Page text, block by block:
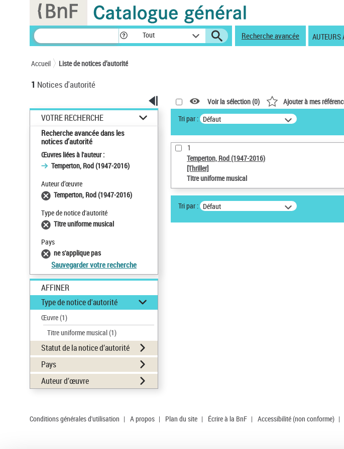
Tout Recherche avancée AUTEURS
Accueil Liste de notices d’autorité
1 Notices d'autorité
VOTRE RECHERCHE
Recherche avancée dans les
notices d’autorité
Œuvres liées à l'auteur :
Temperton, Rod (1947-2016)
Auteur d’œuvre
Temperton, Rod (1947-2016)
Type de notice d'autorité
Titre uniforme musical
Pays
ne s'applique pas
Sauvegarder votre recherche
AFFINER
Type de notice d'autorité
Œuvre(1)
Titre uniforme musical(1)
Statut de la notice d’autorité
Pays
Auteur d’œuvre
Voir la sélection (0) Ajouter à mes
Tri par : Défaut
1
Temperton, Rod (1947-2016)
[Thriller]
Titre uniforme musical
Tri par : Défaut
Conditions générales d'utilisation | A propos | Plan du site | Écrire à la BnF | Accessibilité (non conforme) |
Panneau de gestion des cookies